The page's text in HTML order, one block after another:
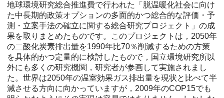
地球環境研究総合推進費で行われた「脱温暖化社会に向け
た中長期的政策オプションの多面的かつ総合的な評価・予
測・立案手法の確立に関する総合研究プロジェクト」の成
果を取りまとめたものです。このプロジェクトは，2050年
の二酸化炭素排出量を1990年比70％削減するための方策
を具体的かつ定量的に検討したもので，国立環境研究所以
外にも多くの研究機関，研究者が参画して実施されまし
た。世界は2050年の温室効果ガス排出量を現状と比べて半
減させる方向に向かっていますが，2009年のCOP15でも